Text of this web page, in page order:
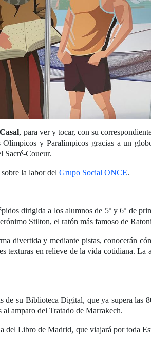
, para ver y tocar, con su
y Paralímpicos gracias a un
Sacré-Coueur.
la labor del Grupo Social ONCE.
dirigida a los alumnos de 5º y 6º de
Stilton, el ratón más famoso de
divertida y mediante pistas, conocerán
texturas en relieve de la vida cotidiana. La
su Biblioteca Digital, que ya supera las
amparo del Tratado de Marrakech.
Libro de Madrid, que viajará por toda